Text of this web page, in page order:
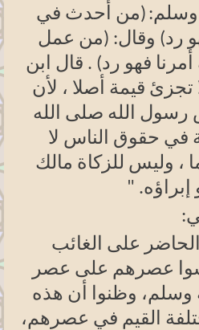
وسلم: (من أحدث في
رد) وقال: (من عمل
فهو رد) . قال ابن
قيمة أصلا ، لأن
الله صلى الله
في حقوق الناس لا
، وليس للزكاة مالك
" .
:
على الغائب
عصرهم على عصر
وسلم، وظنوا أن هذه
القيم في عصرهم،